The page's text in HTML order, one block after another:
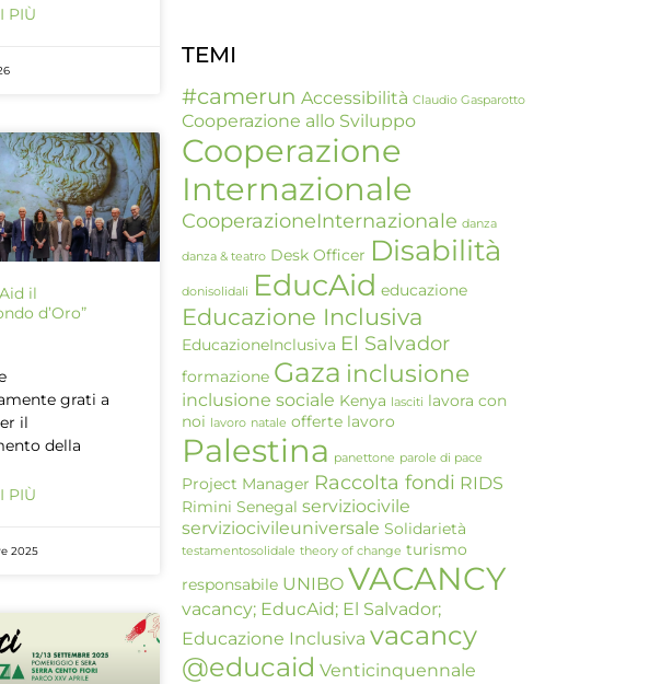
PIÙ
il
d’Oro”
grati a
il
della
PIÙ
2025
TEMI
#camerun Accessibilità Claudio Gasparotto
Cooperazione allo Sviluppo
Cooperazione
Internazionale
CooperazioneInternazionale danza
danza & teatro Desk Officer Disabilità
donisolidali EducAid educazione
Educazione Inclusiva
EducazioneInclusiva El Salvador
formazione Gaza inclusione
inclusione sociale Kenya lasciti lavora con
noi lavoro natale offerte lavoro
Palestina panettone parole di pace
Project Manager Raccolta fondi RIDS
Rimini Senegal serviziocivile
serviziocivileuniversale Solidarietà
testamentosolidale theory of change turismo
responsabile UNIBO VACANCY
vacancy; EducAid; El Salvador;
Educazione Inclusiva vacancy
@educaid Venticinquennale